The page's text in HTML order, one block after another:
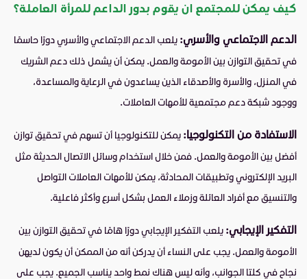
كيف يمكن للمجتمع ان يقوم بدور الداعم للمرأة العاملة؟
الدعم الاجتماعي والأسري: يلعب الدعم الاجتماعي والأسري دورًا حاسمًا
في تحقيق التوازن بين الأمومة والعمل. يمكن أن يشمل ذلك دعم الشريك
في المنزل، والأسرة والأصدقاء الذين يساعدون في الرعاية والمساعدة،
ووجود شبكة دعم مجتمعية للأمهات العاملات.
الاستفادة من التكنولوجيا: يمكن للتكنولوجيا أن تسهم في تحقيق توازن
أفضل بين الأمومة والعمل. فمن خلال استخدام وسائل الاتصال الحديثة مثل
البريد الإلكتروني وتطبيقات المحادثة، يمكن للأمهات العاملات التواصل
والتنسيق مع أفراد العائلة وزملاء العمل بشكل أسرع وأكثر فاعلية.
التفكير الإيجابي: يلعب التفكير الإيجابي دورًا هامًا في تحقيق التوازن بين
الأمومة والعمل. يجب على النساء أن يدركن أنه من الممكن أن يكون لديهن
نجاح في كلتا الجوانب، وأنه ليس هناك نمط واحد يناسب الجميع. يجب على